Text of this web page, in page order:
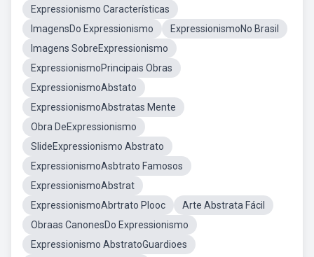
Expressionismo Características
ImagensDo Expressionismo
ExpressionismoNo Brasil
Imagens SobreExpressionismo
ExpressionismoPrincipais Obras
ExpressionismoAbstato
ExpressionismoAbstratas Mente
Obra DeExpressionismo
SlideExpressionismo Abstrato
ExpressionismoAsbtrato Famosos
ExpressionismoAbstrat
ExpressionismoAbrtrato Plooc
Arte Abstrata Fácil
Obraas CanonesDo Expressionismo
Expressionismo AbstratoGuardioes